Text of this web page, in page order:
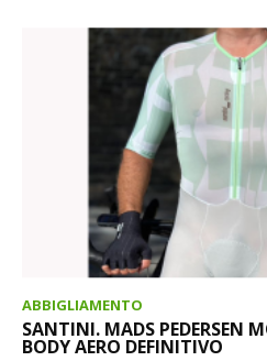
ABBIGLIAMENTO
SANTINI. MADS PEDERSEN
BODY AERO DEFINITIVO